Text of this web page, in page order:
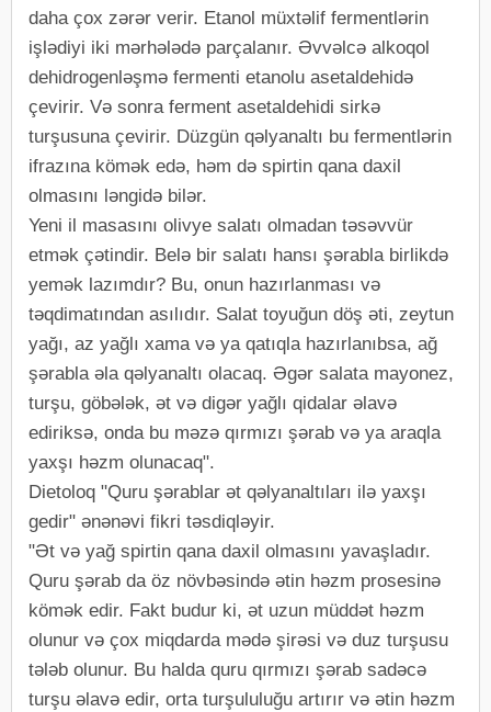
daha çox zərər verir. Etanol müxtəlif fermentlərin
işlədiyi iki mərhələdə parçalanır. Əvvəlcə alkoqol
dehidrogenləşmə fermenti etanolu asetaldehidə
çevirir. Və sonra ferment asetaldehidi sirkə
turşusuna çevirir. Düzgün qəlyanaltı bu fermentlərin
ifrazına kömək edə, həm də spirtin qana daxil
olmasını ləngidə bilər.
Yeni il masasını olivye salatı olmadan təsəvvür
etmək çətindir. Belə bir salatı hansı şərabla birlikdə
yemək lazımdır? Bu, onun hazırlanması və
təqdimatından asılıdır. Salat toyuğun döş əti, zeytun
yağı, az yağlı xama və ya qatıqla hazırlanıbsa, ağ
şərabla əla qəlyanaltı olacaq. Əgər salata mayonez,
turşu, göbələk, ət və digər yağlı qidalar əlavə
ediriksə, onda bu məzə qırmızı şərab və ya araqla
yaxşı həzm olunacaq".
Dietoloq "Quru şərablar ət qəlyanaltıları ilə yaxşı
gedir" ənənəvi fikri təsdiqləyir.
"Ət və yağ spirtin qana daxil olmasını yavaşladır.
Quru şərab da öz növbəsində ətin həzm prosesinə
kömək edir. Fakt budur ki, ət uzun müddət həzm
olunur və çox miqdarda mədə şirəsi və duz turşusu
tələb olunur. Bu halda quru qırmızı şərab sadəcə
turşu əlavə edir, orta turşululuğu artırır və ətin həzm